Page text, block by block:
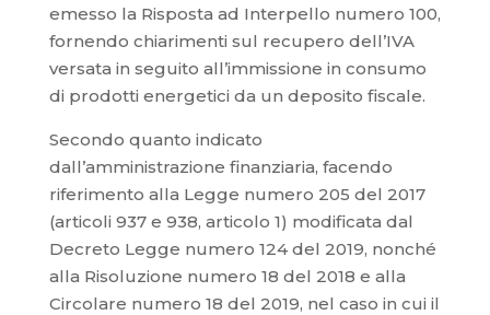
emesso la Risposta ad Interpello numero 100,
fornendo chiarimenti sul recupero dell’IVA
versata in seguito all’immissione in consumo
di prodotti energetici da un deposito fiscale.
Secondo quanto indicato
dall’amministrazione finanziaria, facendo
riferimento alla Legge numero 205 del 2017
(articoli 937 e 938, articolo 1) modificata dal
Decreto Legge numero 124 del 2019, nonché
alla Risoluzione numero 18 del 2018 e alla
Circolare numero 18 del 2019, nel caso in cui il